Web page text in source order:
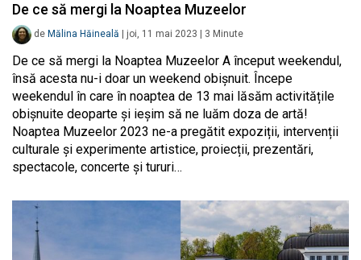
De ce să mergi la Noaptea Muzeelor
de Mălina Hăineală joi, 11 mai 2023 3 Minute
De ce să mergi la Noaptea Muzeelor A început weekendul,
însă acesta nu-i doar un weekend obișnuit. Începe
weekendul în care în noaptea de 13 mai lăsăm activitățile
obișnuite deoparte și ieșim să ne luăm doza de artă!
Noaptea Muzeelor 2023 ne-a pregătit expoziții, intervenții
culturale și experimente artistice, proiecții, prezentări,
spectacole, concerte și tururi…